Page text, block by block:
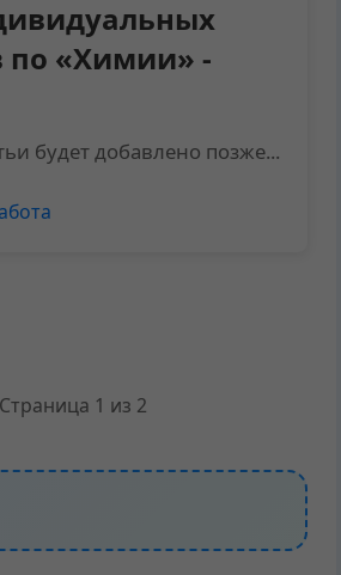
по «Химии» -
будет добавлено позже...
Страница 1 из 2